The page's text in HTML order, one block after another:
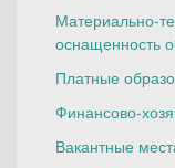
Материально-
оснащенность
Платные
Финансово-
Вакантные